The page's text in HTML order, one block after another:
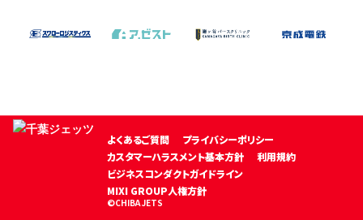
よくあるご質問
プライバシーポリシー
カスタマーハラスメント基本方針
利用規約
ビジネスコンダクトガイドライン
MIXI GROUP人権方針
©CHIBA JETS